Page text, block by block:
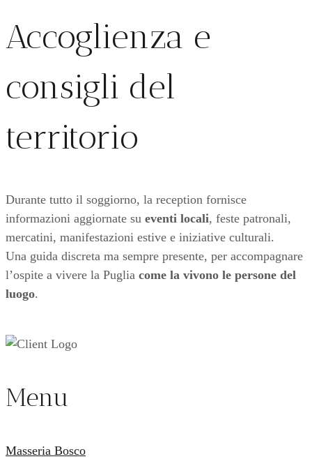
Accoglienza e
consigli del
territorio
Durante tutto il soggiorno, la reception fornisce
informazioni aggiornate su eventi locali, feste patronali,
mercatini, manifestazioni estive e iniziative culturali.
Una guida discreta ma sempre presente, per accompagnare
l’ospite a vivere la Puglia come la vivono le persone del
luogo.
Menu
Masseria Bosco